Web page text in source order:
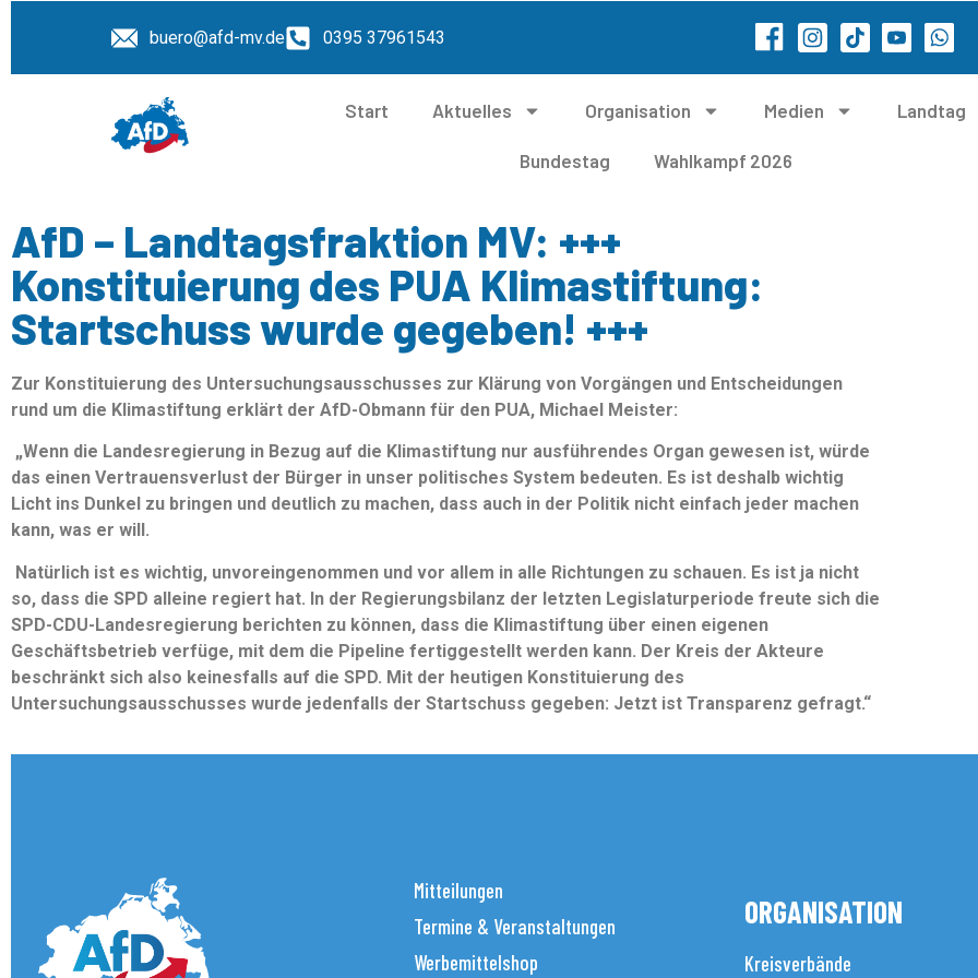
buero@afd-mv.de 0395 37961543
Start Aktuelles Organisation Medien Landtag
Bundestag Wahlkampf 2026
AfD – Landtagsfraktion MV: +++
Konstituierung des PUA Klimastiftung:
Startschuss wurde gegeben! +++
Zur Konstituierung des Untersuchungsausschusses zur Klärung von Vorgängen und Entscheidungen
rund um die Klimastiftung erklärt der AfD-Obmann für den PUA, Michael Meister:
„Wenn die Landesregierung in Bezug auf die Klimastiftung nur ausführendes Organ gewesen ist, würde
das einen Vertrauensverlust der Bürger in unser politisches System bedeuten. Es ist deshalb wichtig
Licht ins Dunkel zu bringen und deutlich zu machen, dass auch in der Politik nicht einfach jeder machen
kann, was er will.
Natürlich ist es wichtig, unvoreingenommen und vor allem in alle Richtungen zu schauen. Es ist ja nicht
so, dass die SPD alleine regiert hat. In der Regierungsbilanz der letzten Legislaturperiode freute sich die
SPD-CDU-Landesregierung berichten zu können, dass die Klimastiftung über einen eigenen
Geschäftsbetrieb verfüge, mit dem die Pipeline fertiggestellt werden kann. Der Kreis der Akteure
beschränkt sich also keinesfalls auf die SPD. Mit der heutigen Konstituierung des
Untersuchungsausschusses wurde jedenfalls der Startschuss gegeben: Jetzt ist Transparenz gefragt.“
Mitteilungen
Termine & Veranstaltungen
Werbemittelshop
ORGANISATION
Kreisverbände